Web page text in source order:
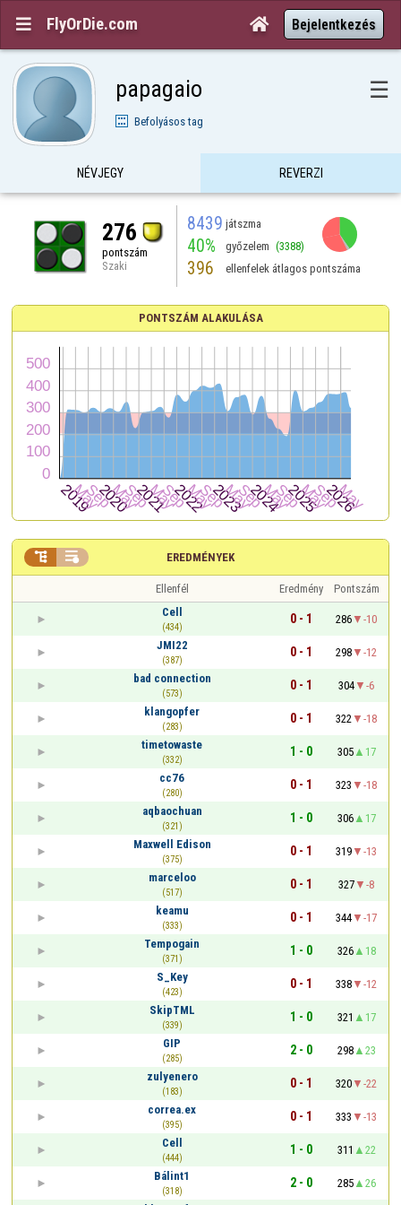
 FlyOrDie.com  Bejelentkezés
papagaio ☰
Befolyásos tag
NÉVJEGY REVERZI
276
pontszám
Szaki
8439 játszma
40% győzelem (3388)
396 ellenfelek átlagos pontszáma
PONTSZÁM ALAKULÁSA
EREDMÉNYEK
 
Ellenfél Eredmény
Pontszám
Cell
(434)
0 - 1 286
-10
JMI22
(387)
0 - 1 298
-12
bad connection
(573)
0 - 1 304
-6
klangopfer
(283)
0 - 1 322
-18
timetowaste
(332)
1 - 0 305
17
cc76
(280)
0 - 1 323
-18
aqbaochuan
(321)
1 - 0 306
17
Maxwell Edison
(375)
0 - 1 319
-13
marceloo
(517)
0 - 1 327
-8
keamu
(333)
0 - 1 344
-17
Tempogain
(371)
1 - 0 326
18
S_Key
(423)
0 - 1 338
-12
SkipTML
(339)
1 - 0 321
17
GIP
(285)
2 - 0 298
23
zulyenero
(183)
0 - 1 320
-22
correa.ex
(395)
0 - 1 333
-13
Cell
(444)
1 - 0 311
22
Bálint1
(318)
2 - 0 285
26